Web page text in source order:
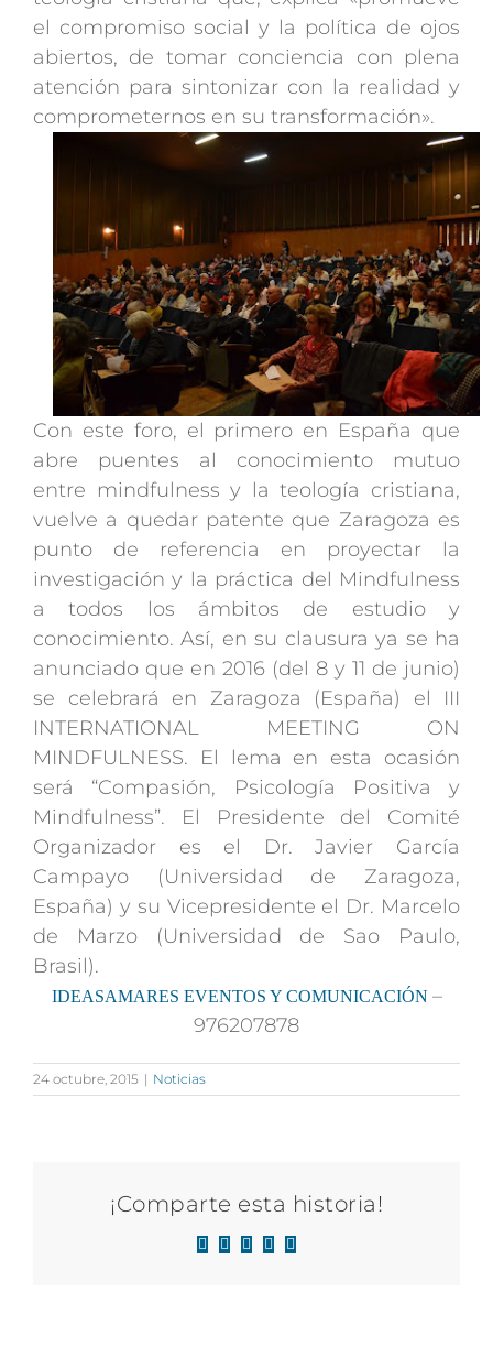
el compromiso social y la política de ojos
abiertos, de tomar conciencia con plena
atención para sintonizar con la realidad y
comprometernos en su transformación».
Con este foro, el primero en España que
abre puentes al conocimiento mutuo
entre mindfulness y la teología cristiana,
vuelve a quedar patente que Zaragoza es
punto de referencia en proyectar la
investigación y la práctica del Mindfulness
a todos los ámbitos de estudio y
conocimiento. Así, en su clausura ya se ha
anunciado que en 2016 (del 8 y 11 de junio)
se celebrará en Zaragoza (España) el III
INTERNATIONAL MEETING ON
MINDFULNESS. El lema en esta ocasión
será “Compasión, Psicología Positiva y
Mindfulness”. El Presidente del Comité
Organizador es el Dr. Javier García
Campayo (Universidad de Zaragoza,
España) y su Vicepresidente el Dr. Marcelo
de Marzo (Universidad de Sao Paulo,
Brasil).
IDEASAMARES EVENTOS Y COMUNICACIÓN –
976207878
24 octubre, 2015 | Noticias
¡Comparte esta historia!
Facebook
X LinkedIn
WhatsApp
Correo